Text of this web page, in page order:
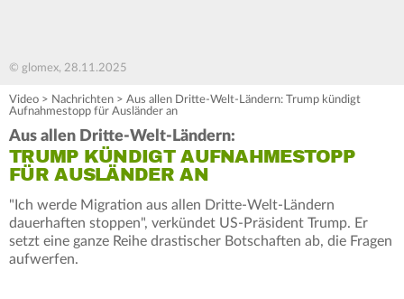
© glomex, 28.11.2025
Video > Nachrichten > Aus allen Dritte-Welt-Ländern: Trump kündigt
Aufnahmestopp für Ausländer an
Aus allen Dritte-Welt-Ländern:
TRUMP KÜNDIGT AUFNAHMESTOPP
FÜR AUSLÄNDER AN
"Ich werde Migration aus allen Dritte-Welt-Ländern
dauerhaften stoppen", verkündet US-Präsident Trump. Er
setzt eine ganze Reihe drastischer Botschaften ab, die Fragen
aufwerfen.